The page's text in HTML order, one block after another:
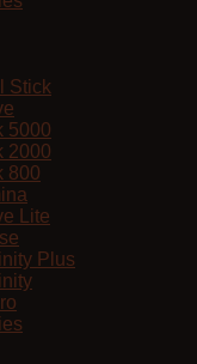
Stick
5000
2000
800
Lite
Plus